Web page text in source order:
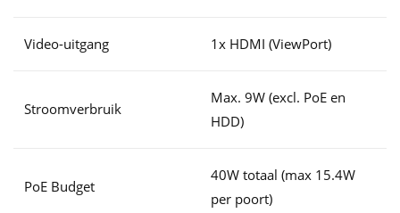
Video-uitgang 1x HDMI (ViewPort)
Stroomverbruik
Max. 9W (excl. PoE en
HDD)
PoE Budget
40W totaal (max 15.4W
per poort)